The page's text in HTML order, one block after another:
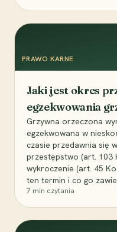
PRAWO KARNE
Jaki jest okres
egzekwowania
Grzywna orzeczona
egzekwowana w
czasie przedawnia się
przestępstwo (art. 103
wykroczenie (art. 45
ten termin i co go
7 min czytania